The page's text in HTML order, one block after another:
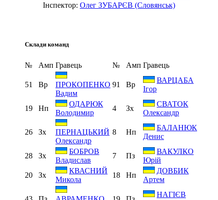
Інспектор: Олег ЗУБАРЄВ (Словянськ)
Склади команд
№ Амп Гравець № Амп Гравець
51 Вр
ПРОКОПЕНКО
Вадим
91 Вр
ВАРЦАБА
Ігор
19 Нп
ОДАРЮК
Володимир
4 Зх
СВАТОК
Олександр
26 Зх
ПЕРНАЦЬКИЙ
Олександр
8 Нп
БАЛАНЮК
Денис
28 Зх
БОБРОВ
Владислав
7 Пз
ВАКУЛКО
Юрій
20
Зх
КВАСНИЙ
Микола
18 Нп
ДОВБИК
Артем
НАГІЄВ